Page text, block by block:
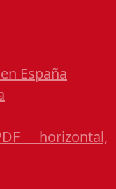
España
horizontal,